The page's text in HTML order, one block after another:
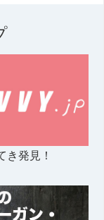
き発見！